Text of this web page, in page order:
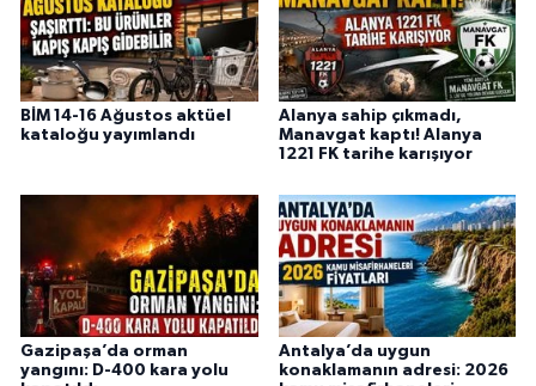
BİM 14-16 Ağustos aktüel
kataloğu yayımlandı
Alanya sahip çıkmadı,
Manavgat kaptı! Alanya
1221 FK tarihe karışıyor
Gazipaşa’da orman
yangını: D-400 kara yolu
Antalya’da uygun
konaklamanın adresi: 2026